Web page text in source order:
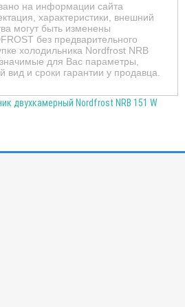
на информации сайта
характеристики, внешний
могут быть изменены
без предварительного
холодильника Nordfrost NRB
для Вас параметры,
вид и сроки гарантии у продавца.
двухкамерный Nordfrost NRB 151 W